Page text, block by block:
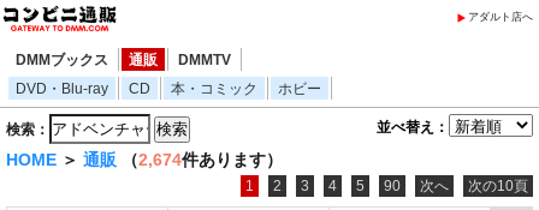
アダルト店へ
DMMブックス 通販
DMMTV
DVD・Blu-ray
CD 本・コミック ホビー
並べ替え：
検索：
HOME ＞ 通販 （2,674件あります）
1 2 3 4 5 90 次へ 次の10頁